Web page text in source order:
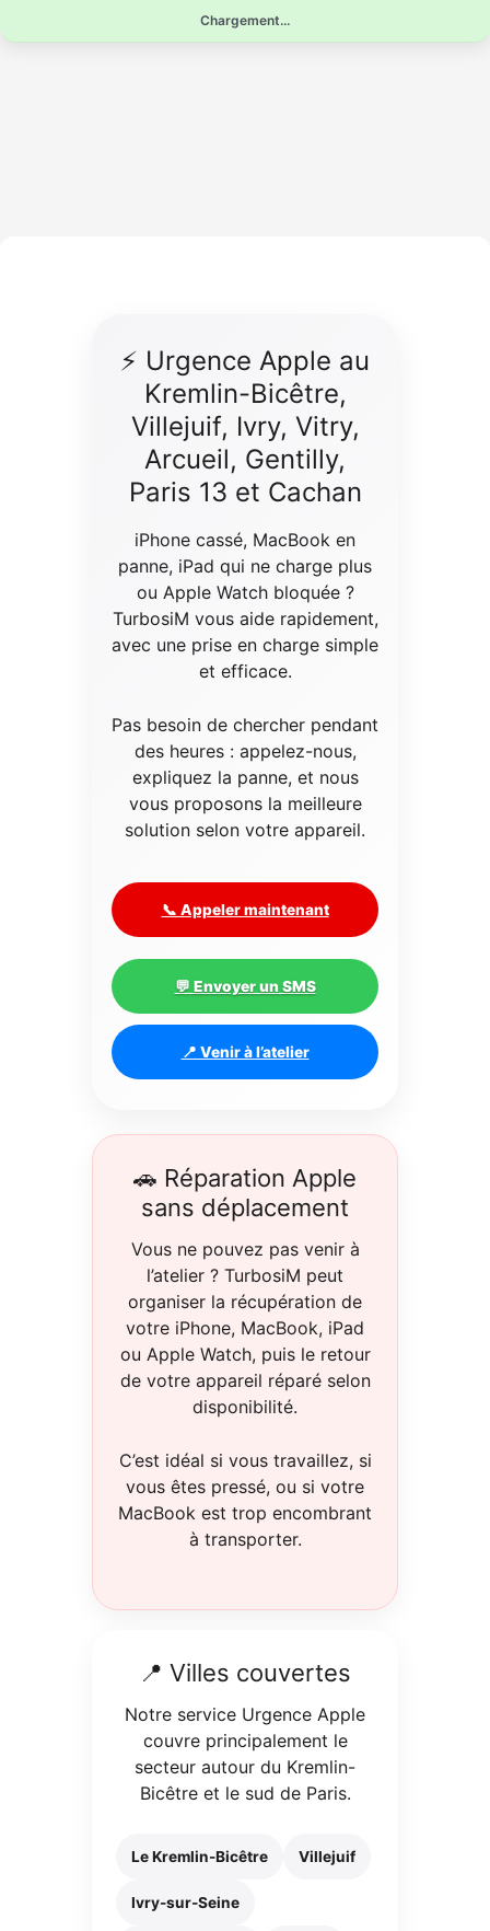
Chargement...
⚡ Urgence Apple au
Kremlin-Bicêtre,
Villejuif, Ivry, Vitry,
Arcueil, Gentilly,
Paris 13 et Cachan
iPhone cassé, MacBook en
panne, iPad qui ne charge plus
ou Apple Watch bloquée ?
TurbosiM vous aide rapidement,
avec une prise en charge simple
et efficace.
Pas besoin de chercher pendant
des heures : appelez-nous,
expliquez la panne, et nous
vous proposons la meilleure
solution selon votre appareil.
📞 Appeler maintenant
💬 Envoyer un SMS
📍 Venir à l’atelier
🚗 Réparation Apple
sans déplacement
Vous ne pouvez pas venir à
l’atelier ? TurbosiM peut
organiser la récupération de
votre iPhone, MacBook, iPad
ou Apple Watch, puis le retour
de votre appareil réparé selon
disponibilité.
C’est idéal si vous travaillez, si
vous êtes pressé, ou si votre
MacBook est trop encombrant
à transporter.
📍 Villes couvertes
Notre service Urgence Apple
couvre principalement le
secteur autour du Kremlin-
Bicêtre et le sud de Paris.
Le Kremlin-Bicêtre Villejuif
Ivry-sur-Seine